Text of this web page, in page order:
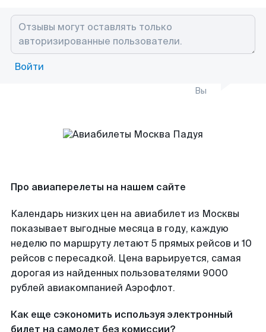
Войти
Вы
Про авиаперелеты на нашем сайте
Календарь низких цен на авиабилет из Москвы
показывает выгодные месяца в году, каждую
неделю по маршруту летают 5 прямых рейсов и 10
рейсов с пересадкой. Цена варьируется, самая
дорогая из найденных пользователями 9000
рублей авиакомпанией Аэрофлот.
Как еще сэкономить используя электронный
билет на самолет без комиссии?